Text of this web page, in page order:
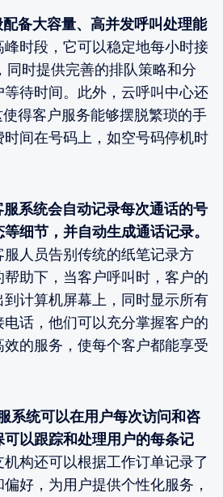
备大容量、高并发呼叫处理能
峰时段，它可以稳定地每小时接
同时提供完善的排队策略和分
待时间。此外，云呼叫中心还
得客户服务能够摆脱繁琐的手
间在号码上，如空号码停机时
系统会自动记录每次通话的号
细节，并自动生成通话记录。
人员告别传统的纸笔记录方
助下，当客户呼叫时，客户的
计算机屏幕上，同时显示所有
话，他们可以充分掌握客户的
的服务，使每个客户都能享受
系统可以在用户每次访问和咨
以跟踪和处理用户的每条记
构还可以根据工作订单记录了
好，为用户提供个性化服务，